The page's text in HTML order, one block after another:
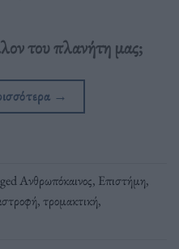
του πλανήτη μας;
→
Ανθρωπόκαινος, Επιστήμη,
,τρομακτική,